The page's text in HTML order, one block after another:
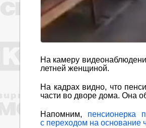
На камеру
летней женщиной.
На кадрах видно, что
части во дворе дома. Она
Напомним, пенсионерка
с переходом на основание